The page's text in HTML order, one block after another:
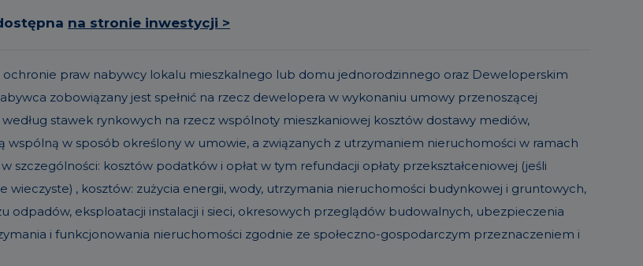
na stronie inwestycji >
ochronie praw nabywcy lokalu mieszkalnego lub domu jednorodzinnego oraz Deweloperskim
zobowiązany jest spełnić na rzecz dewelopera w wykonaniu umowy przenoszącej
stawek rynkowych na rzecz wspólnoty mieszkaniowej kosztów dostawy mediów,
wspólną w sposób określony w umowie, a związanych z utrzymaniem nieruchomości w ramach
szczególności: kosztów podatków i opłat w tym refundacji opłaty przekształceniowej (jeśli
, kosztów: zużycia energii, wody, utrzymania nieruchomości budynkowej i gruntowych,
eksploatacji instalacji i sieci, okresowych przeglądów budowalnych, ubezpieczenia
i funkcjonowania nieruchomości zgodnie ze społeczno-gospodarczym przeznaczeniem i